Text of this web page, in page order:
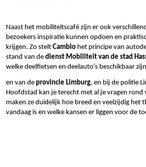
Naast het mobiliteitscafé zijn er ook
bezoekers inspiratie kunnen opdoen en
krijgen. Zo stelt Cambio het principe van
stand van de dienst Mobiliteit van de stad
welke deelfietsen en deelauto’s beschikbaar
en van de provincie Limburg, en bij de politie
Hoofdstad kan je terecht met al je vragen rond
maken ze duidelijk hoe breed en veelzijdig het
vandaag is en welke kansen er liggen voor de